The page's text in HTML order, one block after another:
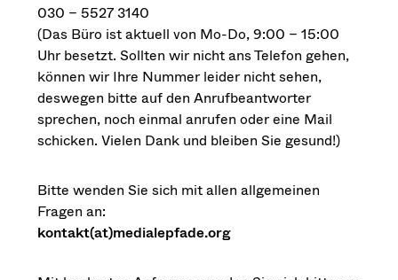
030 – 5527 3140
(Das Büro ist aktuell von Mo-Do, 9:00 – 15:00
Uhr besetzt. Sollten wir nicht ans Telefon gehen,
können wir Ihre Nummer leider nicht sehen,
deswegen bitte auf den Anrufbeantworter
sprechen, noch einmal anrufen oder eine Mail
schicken. Vielen Dank und bleiben Sie gesund!)
Bitte wenden Sie sich mit allen allgemeinen
Fragen an:
kontakt(at)medialepfade.org